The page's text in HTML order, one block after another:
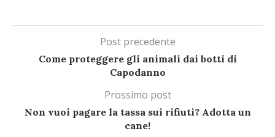
Post precedente
Come proteggere gli animali dai botti di
Capodanno
Prossimo post
Non vuoi pagare la tassa sui rifiuti? Adotta un
cane!